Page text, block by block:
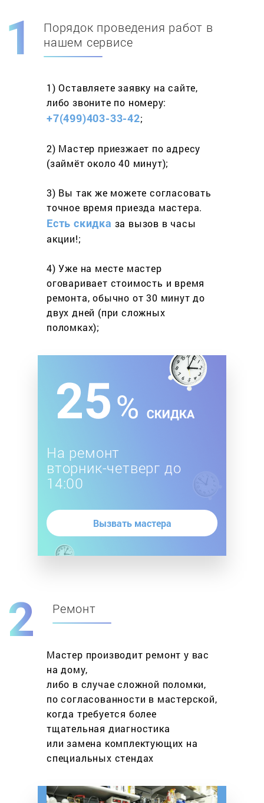
Скидка при первомзаказе на адрес
составит 15%
Работаем более 10 лет
весь спектр услуг
Порядок проведения работ в
нашем сервисе
1) Оставляете заявку на сайте,
либо звоните по номеру:
+7(499)403-33-42;
2) Мастер приезжает по адресу
(займёт около 40 минут);
3) Вы так же можете согласовать
точное время приезда мастера.
Есть скидка за вызов в часы
акции!;
4) Уже на месте мастер
оговаривает стоимость и время
ремонта, обычно от 30 минут до
двух дней (при сложных
поломках);
На ремонт
вторник-четверг до
14:00
Вызвать мастера
Ремонт
Мастер производит ремонт у вас
на дому,
либо в случае сложной поломки,
по согласованности в мастерской,
когда требуется более
тщательная диагностика
или замена комплектующих на
специальных стендах